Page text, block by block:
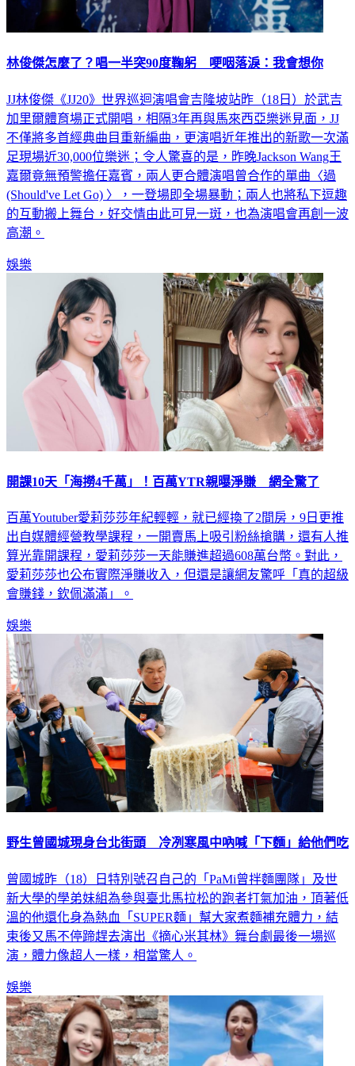
林俊傑怎麼了？唱一半突90度鞠躬 哽咽落淚：我會想你
JJ林俊傑《JJ20》世界巡迴演唱會吉隆坡站昨（18日）於武吉
加里爾體育場正式開唱，相隔3年再與馬來西亞樂迷見面，JJ
不僅將多首經典曲目重新編曲，更演唱近年推出的新歌一次滿
足現場近30,000位樂迷；令人驚喜的是，昨晚Jackson Wang王
嘉爾竟無預警擔任嘉賓，兩人更合體演唱曾合作的單曲〈過
(Should've Let Go) 〉，一登場即全場暴動；兩人也將私下逗趣
的互動搬上舞台，好交情由此可見一斑，也為演唱會再創一波
高潮。
娛樂
開課10天「海撈4千萬」！百萬YTR親曝淨賺 網全驚了
百萬Youtuber愛莉莎莎年紀輕輕，就已經換了2間房，9日更推
出自媒體經營教學課程，一開賣馬上吸引粉絲搶購，還有人推
算光靠開課程，愛莉莎莎一天能賺進超過608萬台幣。對此，
愛莉莎莎也公布實際淨賺收入，但還是讓網友驚呼「真的超級
會賺錢，欽佩滿滿」。
娛樂
野生曾國城現身台北街頭 冷冽寒風中吶喊「下麵」給他們吃
曾國城昨（18）日特別號召自己的「PaMi曾拌麵團隊」及世
新大學的學弟妹組為參與臺北馬拉松的跑者打氣加油，頂著低
溫的他還化身為熱血「SUPER麵」幫大家煮麵補充體力，結
束後又馬不停蹄趕去演出《摘心米其林》舞台劇最後一場巡
演，體力像超人一樣，相當驚人。
娛樂